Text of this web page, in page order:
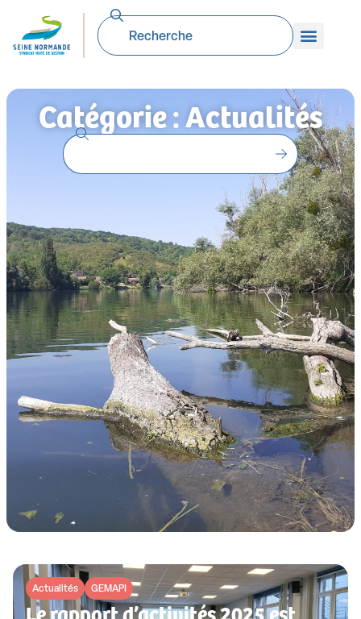
Catégorie : Actualités
Actualités GEMAPI
Le rapport d’activités 2025 est